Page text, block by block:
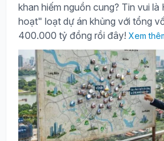
khan hiếm nguồn cung? Tin vui
hoạt" loạt dự án khủng với tổng
400.000 tỷ đồng rồi đây! Xem